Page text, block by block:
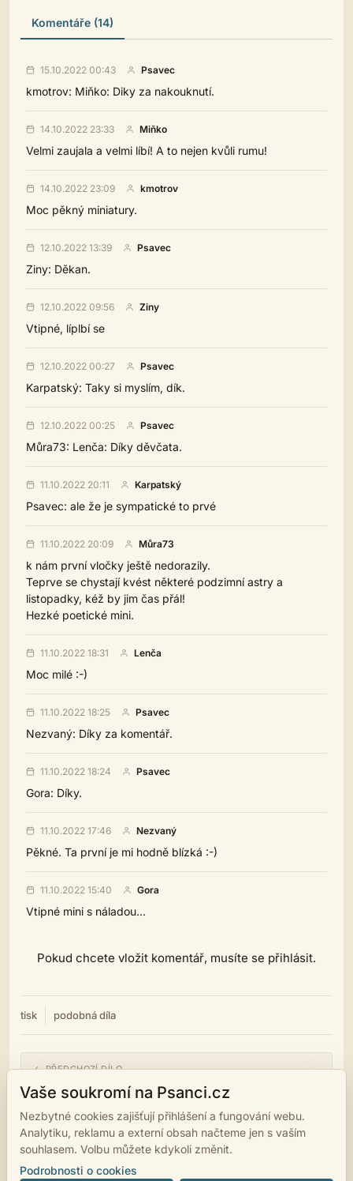
Komentáře (14)
15.10.2022 00:43 Psavec
kmotrov: Miňko: Diky za nakouknutí.
14.10.2022 23:33 Miňko
Velmi zaujala a velmi líbí! A to nejen kvůli rumu!
14.10.2022 23:09 kmotrov
Moc pěkný miniatury.
12.10.2022 13:39 Psavec
Ziny: Děkan.
12.10.2022 09:56 Ziny
Vtipné, líplbí se
12.10.2022 00:27 Psavec
Karpatský: Taky si myslím, dík.
12.10.2022 00:25 Psavec
Můra73: Lenča: Díky děvčata.
11.10.2022 20:11 Karpatský
Psavec: ale že je sympatické to prvé
11.10.2022 20:09 Můra73
k nám první vločky ještě nedorazily.
Teprve se chystají kvést některé podzimní astry a
listopadky, kéž by jim čas přál!
Hezké poetické mini.
11.10.2022 18:31 Lenča
Moc milé :-)
11.10.2022 18:25 Psavec
Nezvaný: Díky za komentář.
11.10.2022 18:24 Psavec
Gora: Díky.
11.10.2022 17:46 Nezvaný
Pěkné. Ta první je mi hodně blízká :-)
11.10.2022 15:40 Gora
Vtipné mini s náladou...
Pokud chcete vložit komentář, musíte se přihlásit.
tisk podobná díla
← PŘEDCHOZÍ DÍLO
Zrada bolí
NÁSLEDUJÍCÍ DÍLO →
Vaše soukromí na Psanci.cz
Nezbytné cookies zajišťují přihlášení a fungování webu.
Analytiku, reklamu a externí obsah načteme jen s vaším
souhlasem. Volbu můžete kdykoli změnit.
Podrobnosti o cookies